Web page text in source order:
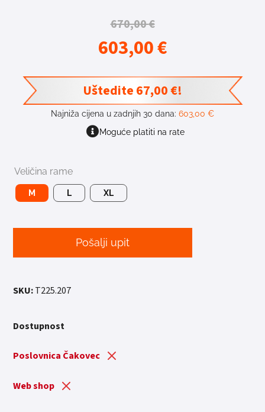
670,00€
603,00€
Uštedite67,00€!
Najniža cijena u zadnjih 30 dana: 603,00 €
Moguće platiti na rate
Veličina rame
M L XL
Pošalji upit
SKU:T225.207
Dostupnost
Poslovnica Čakovec
Web shop